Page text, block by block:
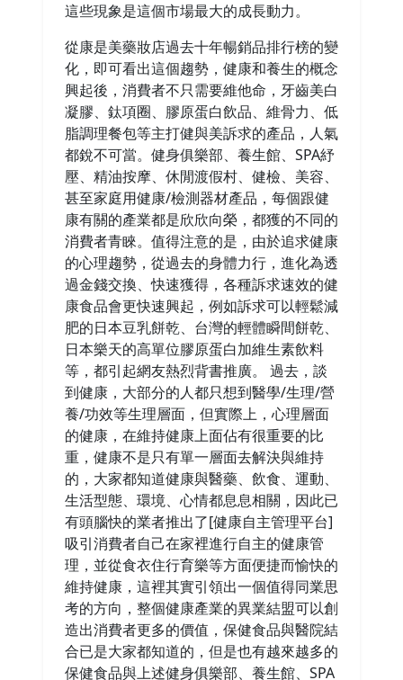
這些現象是這個市場最大的成長動力。
從康是美藥妝店過去十年暢銷品排行榜的變
化，即可看出這個趨勢，健康和養生的概念
興起後，消費者不只需要維他命，牙齒美白
凝膠、鈦項圈、膠原蛋白飲品、維骨力、低
脂調理餐包等主打健與美訴求的產品，人氣
都銳不可當。健身俱樂部、養生館、SPA紓
壓、精油按摩、休閒渡假村、健檢、美容、
甚至家庭用健康/檢測器材產品，每個跟健
康有關的產業都是欣欣向榮，都獲的不同的
消費者青睞。值得注意的是，由於追求健康
的心理趨勢，從過去的身體力行，進化為透
過金錢交換、快速獲得，各種訴求速效的健
康食品會更快速興起，例如訴求可以輕鬆減
肥的日本豆乳餅乾、台灣的輕體瞬間餅乾、
日本樂天的高單位膠原蛋白加維生素飲料
等，都引起網友熱烈背書推廣。 過去，談
到健康，大部分的人都只想到醫學/生理/營
養/功效等生理層面，但實際上，心理層面
的健康，在維持健康上面佔有很重要的比
重，健康不是只有單一層面去解決與維持
的，大家都知道健康與醫藥、飲食、運動、
生活型態、環境、心情都息息相關，因此已
有頭腦快的業者推出了[健康自主管理平台]
吸引消費者自己在家裡進行自主的健康管
理，並從食衣住行育樂等方面便捷而愉快的
維持健康，這裡其實引領出一個值得同業思
考的方向，整個健康產業的異業結盟可以創
造出消費者更多的價值，保健食品與醫院結
合已是大家都知道的，但是也有越來越多的
保健食品與上述健身俱樂部、養生館、SPA